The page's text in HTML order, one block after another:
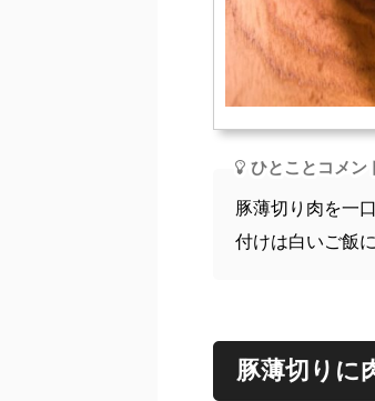
ひとことコメン
豚薄切り肉を一
付けは白いご飯
豚薄切りに